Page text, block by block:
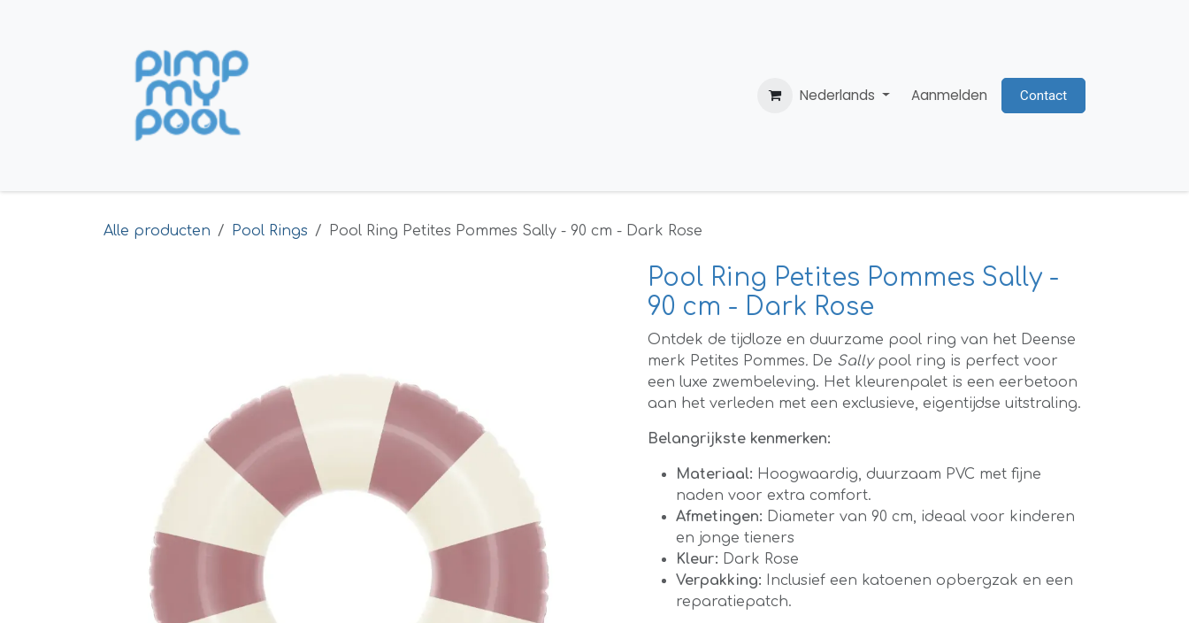
Nederlands Aanmelden Contact
Alle producten Pool Rings Pool Ring Petites Pommes Sally - 90 cm - Dark Rose
Pool Ring Petites Pommes Sally -
90 cm - Dark Rose
Ontdek de tijdloze en duurzame pool ring van het Deense
merk Petites Pommes. De Sallypool ring is perfect voor
een luxe zwembeleving. Het kleurenpalet is een eerbetoon
aan het verleden met een exclusieve, eigentijdse uitstraling.
Belangrijkste kenmerken:
Materiaal: Hoogwaardig, duurzaam PVC met fijne
naden voor extra comfort.
Afmetingen: Diameter van 90 cm, ideaal voor kinderen
en jonge tieners
Kleur: Dark Rose
Verpakking: Inclusief een katoenen opbergzak en een
reparatiepatch.